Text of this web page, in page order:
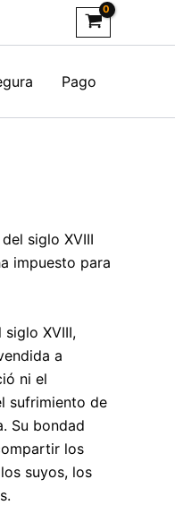
Pago
siglo XVIII
impuesto para
XVIII,
a
ni el
sufrimiento de
Su bondad
los
suyos, los